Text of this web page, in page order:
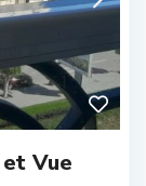
Vue